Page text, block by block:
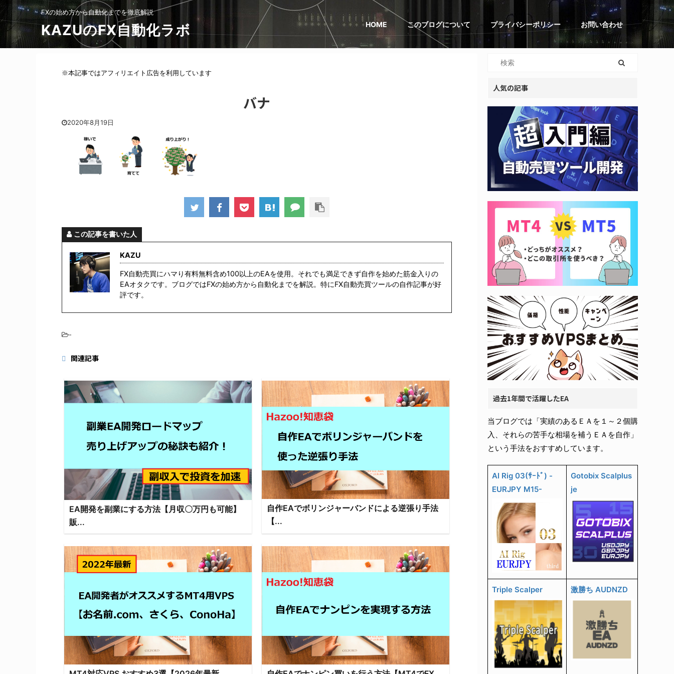
FXの始め方から自動化までを徹底解説
KAZUのFX自動化ラボ HOME このブログについて プライバシーポリシー お問い合わせ
※本記事ではアフィリエイト広告を利用しています
バナ
2020年8月19日
この記事を書いた人
KAZU
FX自動売買にハマり有料無料含め100以上のEAを使用。それでも満足できず自作を始めた筋金入りの
EAオタクです。ブログではFXの始め方から自動化までを解説。特にFX自動売買ツールの自作記事が好
評です。
-
関連記事
EA開発を副業にする方法【月収〇万円も可能】
販...
自作EAでボリンジャーバンドによる逆張り手法
【...
人気の記事
過去1年間で活躍したEA
当ブログでは「実績のあるＥＡを１～２個購
入、それらの苦手な相場を補うＥＡを自作」
という手法をおすすめしています。
AI Rig 03(ｻｰﾄﾞ) -
EURJPY M15-
Gotobix Scalplus
je
Triple Scalper 激勝ち AUDNZD